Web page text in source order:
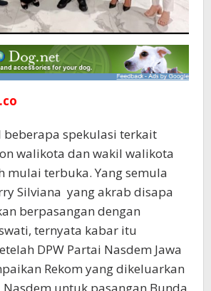
beberapa spekulasi terkait
walikota dan wakil walikota
mulai terbuka. Yang semula
Silviana yang akrab disapa
berpasangan dengan
ternyata kabar itu
DPW Partai Nasdem Jawa
Rekom yang dikeluarkan
Nasdem untuk pasangan Bunda